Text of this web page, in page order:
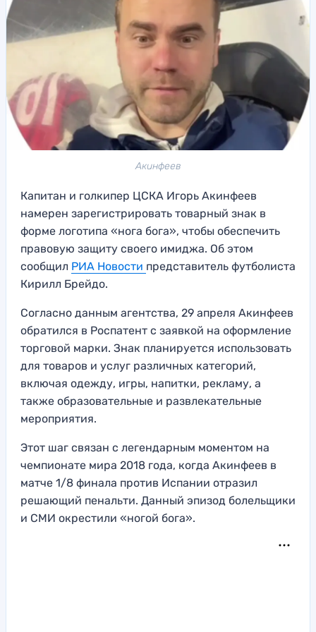
Акинфеев
Капитан и голкипер ЦСКА Игорь Акинфеев
намерен зарегистрировать товарный знак в
форме логотипа «нога бога», чтобы обеспечить
правовую защиту своего имиджа. Об этом
сообщил РИА Новости представитель футболиста
Кирилл Брейдо.
Согласно данным агентства, 29 апреля Акинфеев
обратился в Роспатент с заявкой на оформление
торговой марки. Знак планируется использовать
для товаров и услуг различных категорий,
включая одежду, игры, напитки, рекламу, а
также образовательные и развлекательные
мероприятия.
Этот шаг связан с легендарным моментом на
чемпионате мира 2018 года, когда Акинфеев в
матче 1/8 финала против Испании отразил
решающий пенальти. Данный эпизод болельщики
и СМИ окрестили «ногой бога».